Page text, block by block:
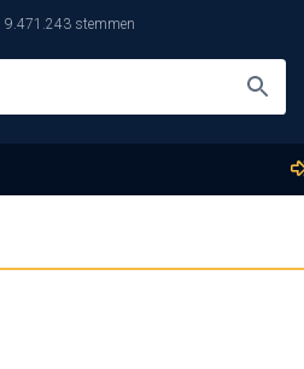
9.471.243 stemmen